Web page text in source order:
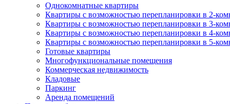
Однокомнатные квартиры
Квартиры с возможностью перепланировки в 2-
Квартиры с возможностью перепланировки в 3-
Квартиры с возможностью перепланировки в 4-
Квартиры с возможностью перепланировки в 5-
Готовые квартиры
Многофункциональные помещения
Коммерческая недвижимость
Кладовые
Паркинг
Аренда помещений